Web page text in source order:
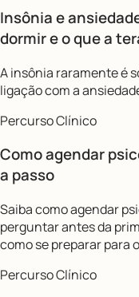
Insônia e
dormir e o que a
A insônia raramente é
ligação com a
Percurso Clínico
Como agendar
a passo
Saiba como agendar
perguntar antes da
como se preparar para
Percurso Clínico